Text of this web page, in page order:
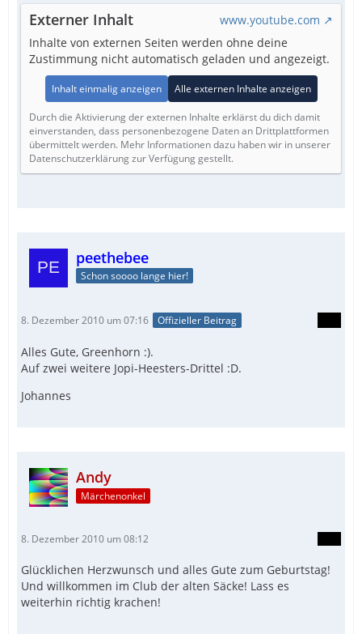
Externer Inhalt
www.youtube.com
Inhalte von externen Seiten werden ohne deine
Zustimmung nicht automatisch geladen und angezeigt.
Inhalt einmalig anzeigen Alle externen Inhalte anzeigen
Durch die Aktivierung der externen Inhalte erklärst du dich damit
einverstanden, dass personenbezogene Daten an Drittplattformen
übermittelt werden. Mehr Informationen dazu haben wir in unserer
Datenschutzerklärung zur Verfügung gestellt.
peethebee
Schon soooo lange hier!
8. Dezember 2010 um 07:16 Offizieller Beitrag
Alles Gute, Greenhorn :).
Auf zwei weitere Jopi-Heesters-Drittel :D.
Johannes
Andy
Märchenonkel
8. Dezember 2010 um 08:12
Glücklichen Herzwunsch und alles Gute zum Geburtstag!
Und willkommen im Club der alten Säcke! Lass es
weiterhin richtig krachen!